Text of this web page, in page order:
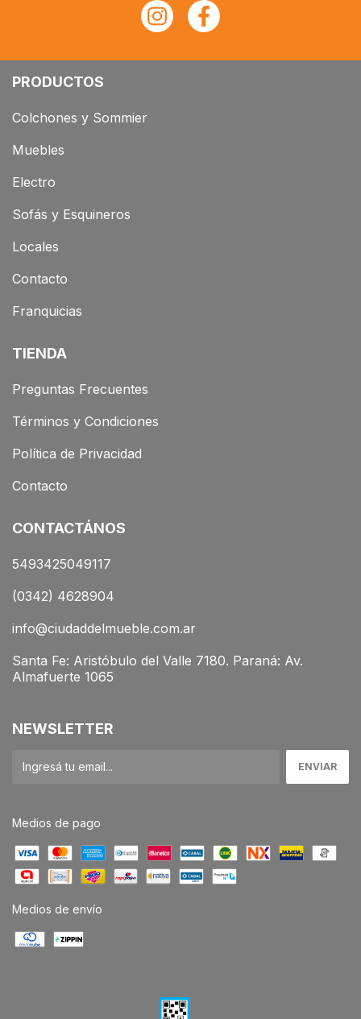
PRODUCTOS
Colchones y Sommier
Muebles
Electro
Sofás y Esquineros
Locales
Contacto
Franquicias
TIENDA
Preguntas Frecuentes
Términos y Condiciones
Política de Privacidad
Contacto
CONTACTÁNOS
5493425049117
(0342) 4628904
info@ciudaddelmueble.com.ar
Santa Fe: Aristóbulo del Valle 7180. Paraná: Av.
Almafuerte 1065
NEWSLETTER
Medios de pago
Medios de envío